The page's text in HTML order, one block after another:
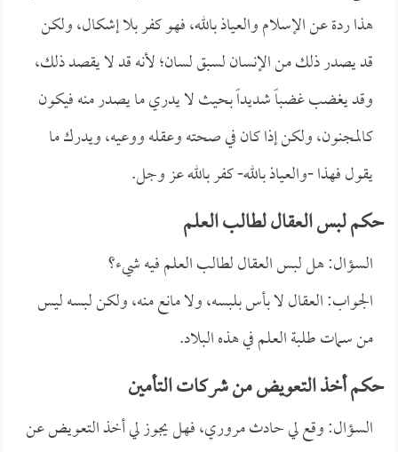
هذا ردة عن الإسلام والعياذ بالله، فهو كفر بلا إشكال، ولكن
قد يصدر ذلك من الإنسان لسبق لسان؛ لأنه قد لا يقصد ذلك،
وقد يغضب غضباً شديداً بحيث لا يدري ما يصدر منه فيكون
كالمجنون، ولكن إذا كان في صحته وعقله ووعيه، ويدرك ما
يقول فهذا -والعياذ بالله- كفر بالله عز وجل.
حكم لبس العقال لطالب العلم
السؤال: هل لبس العقال لطالب العلم فيه شيء؟
الجواب: العقال لا بأس بلبسه، ولا مانع منه، ولكن لبسه ليس
من سمات طلبة العلم في هذه البلاد.
حكم أخذ التعويض من شركات التأمين
السؤال: وقع لي حادث مروري، فهل يجوز لي أخذ التعويض عن